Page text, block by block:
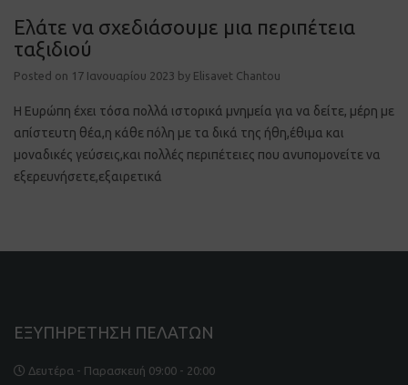
Ελάτε να σχεδιάσουμε μια περιπέτεια
ταξιδιού
Posted on 17 Ιανουαρίου 2023 by Elisavet Chantou
Η Ευρώπη έχει τόσα πολλά ιστορικά μνημεία για να δείτε, μέρη με
απίστευτη θέα,η κάθε πόλη με τα δικά της ήθη,έθιμα και
μοναδικές γεύσεις,και πολλές περιπέτειες που ανυπομονείτε να
εξερευνήσετε,εξαιρετικά
ΕΞΥΠΗΡΕΤΗΣΗ ΠΕΛΑΤΩΝ
Δευτέρα - Παρασκευή 09:00 - 20:00